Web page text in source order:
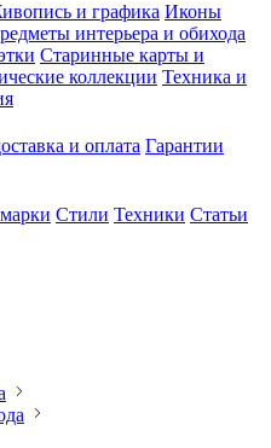
и графика Иконы
интерьера и обихода
Старинные карты и
коллекции Техника и
и оплата Гарантии
Стили Техники Статьи